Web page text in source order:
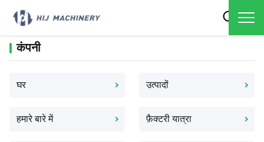
कंपनी
घर उत्पादों
हमारे बारे में फ़ैक्टरी यात्रा